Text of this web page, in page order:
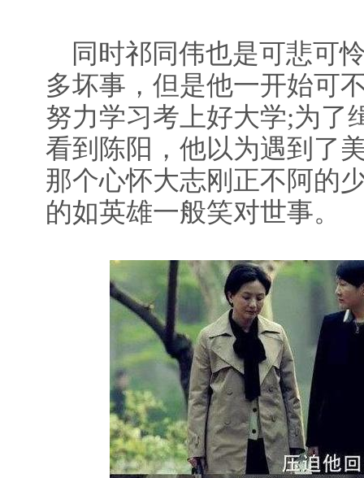
同时祁同伟也是可悲可
多坏事，但是他一开始可
努力学习考上好大学;为了
看到陈阳，他以为遇到了
那个心怀大志刚正不阿的
的如英雄一般笑对世事。